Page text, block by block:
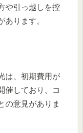
や引っ越しを控
あります。
は、初期費用が
催しており、コ
の意見がありま